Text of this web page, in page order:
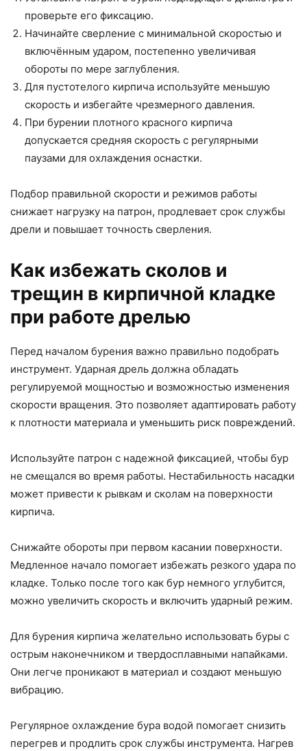
проверьте его фиксацию.
Начинайте сверление с минимальной скоростью и
включённым ударом, постепенно увеличивая
обороты по мере заглубления.
Для пустотелого кирпича используйте меньшую
скорость и избегайте чрезмерного давления.
При бурении плотного красного кирпича
допускается средняя скорость с регулярными
паузами для охлаждения оснастки.
Подбор правильной скорости и режимов работы
снижает нагрузку на патрон, продлевает срок службы
дрели и повышает точность сверления.
Как избежать сколов и
трещин в кирпичной кладке
при работе дрелью
Перед началом бурения важно правильно подобрать
инструмент. Ударная дрель должна обладать
регулируемой мощностью и возможностью изменения
скорости вращения. Это позволяет адаптировать работу
к плотности материала и уменьшить риск повреждений.
Используйте патрон с надежной фиксацией, чтобы бур
не смещался во время работы. Нестабильность насадки
может привести к рывкам и сколам на поверхности
кирпича.
Снижайте обороты при первом касании поверхности.
Медленное начало помогает избежать резкого удара по
кладке. Только после того как бур немного углубится,
можно увеличить скорость и включить ударный режим.
Для бурения кирпича желательно использовать буры с
острым наконечником и твердосплавными напайками.
Они легче проникают в материал и создают меньшую
вибрацию.
Регулярное охлаждение бура водой помогает снизить
перегрев и продлить срок службы инструмента. Нагрев